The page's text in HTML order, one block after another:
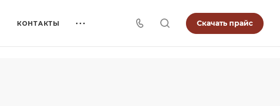
КОНТАКТЫ Скачать прайс